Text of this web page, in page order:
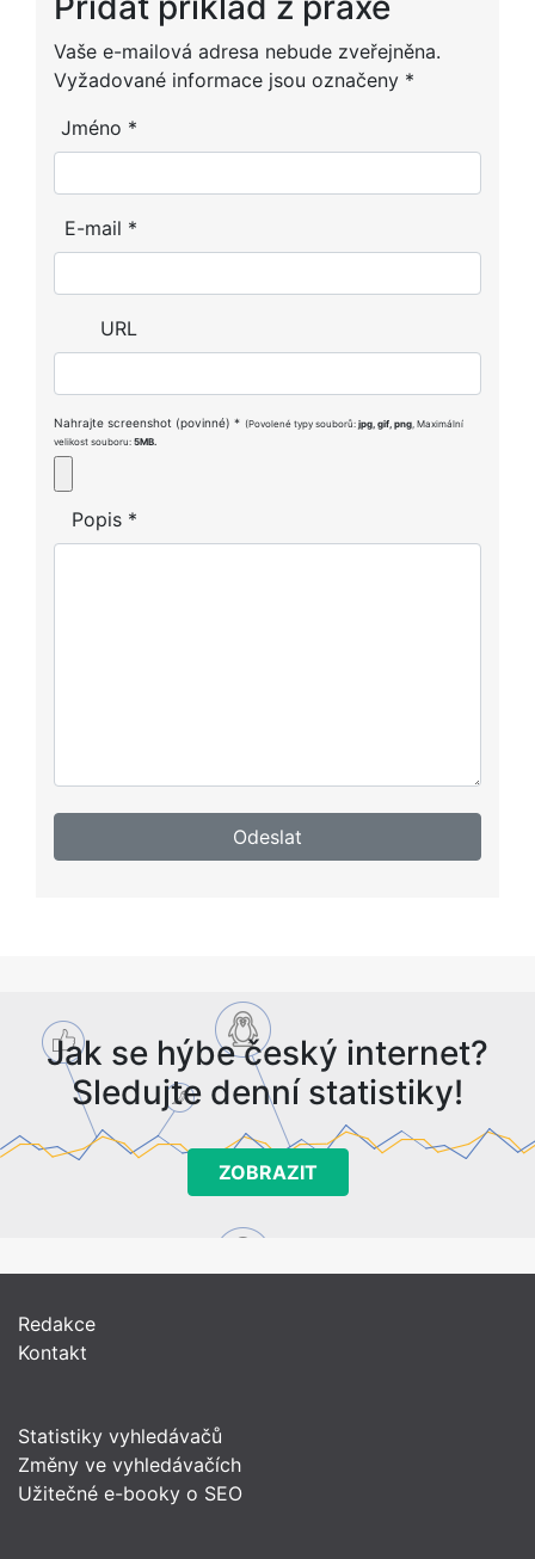
Alternative:
Vaše e-mailová adresa nebude zveřejněna.
Vyžadované informace jsou označeny *
Jméno *
E-mail *
URL
Nahrajte screenshot (povinné) * (Povolené typy souborů: jpg, gif, png , Maximální
velikost souboru: 5MB.
Popis *
Jak se hýbe český internet?
Sledujte denní statistiky!
ZOBRAZIT
Redakce
Kontakt
Statistiky vyhledávačů
Změny ve vyhledávačích
Užitečné e-booky o SEO